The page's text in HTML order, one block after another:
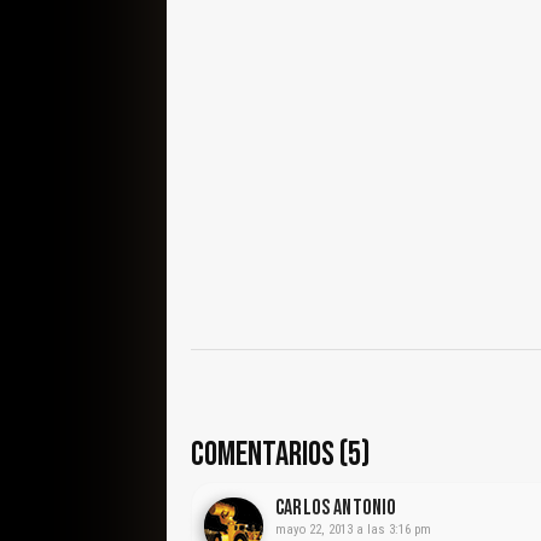
COMENTARIOS (5)
CARLOS ANTONIO
mayo 22, 2013 a las 3:16 pm